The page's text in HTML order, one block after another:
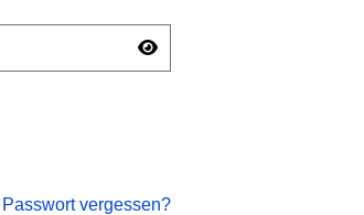
Passwort vergessen?